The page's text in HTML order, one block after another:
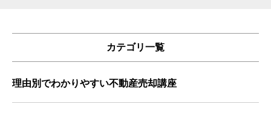
カテゴリ一覧
理由別でわかりやすい不動産売却講座